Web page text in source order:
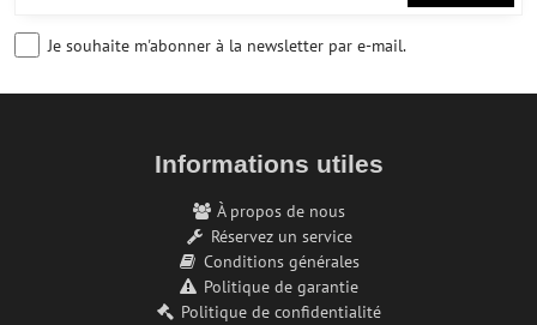
Je souhaite m'abonner à la newsletter par e-mail.
Informations utiles
À propos de nous
Réservez un service
Conditions générales
Politique de garantie
Politique de confidentialité